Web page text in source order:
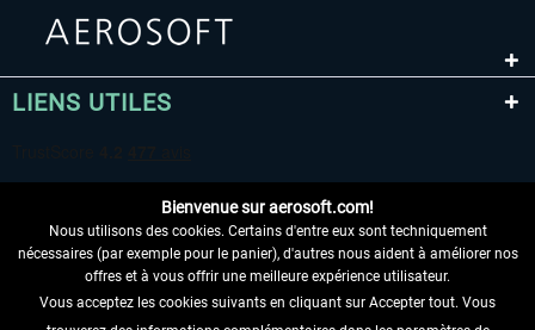
LIENS UTILES
RENONCER AU CONTRAT ICI
Bienvenue sur aerosoft.com!
Nous utilisons des cookies. Certains d'entre eux sont techniquement
nécessaires (par exemple pour le panier), d'autres nous aident à améliorer nos
offres et à vous offrir une meilleure expérience utilisateur.
Vous acceptez les cookies suivants en cliquant sur Accepter tout. Vous